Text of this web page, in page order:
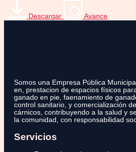
Descargar Avance
Somos una Empresa Pública
en, prestacion de espacios físicos
ganado en pie, faenamiento de
control sanitario, y comercialización
cárnicos, contribuyendo a la salud y
la comunidad, con responsabilidad
Servicios